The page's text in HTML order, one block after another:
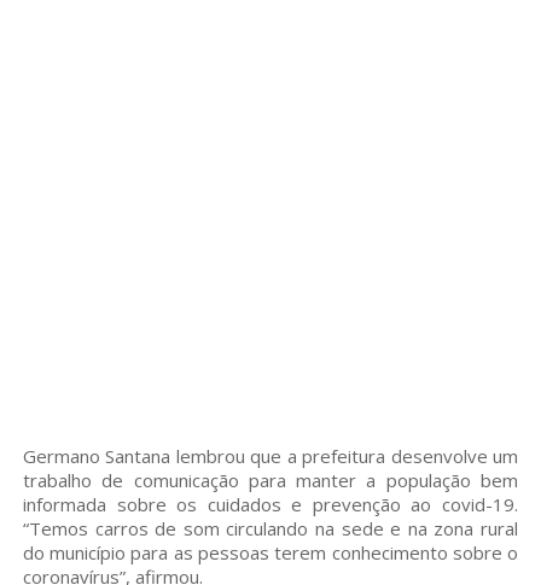
Germano Santana lembrou que a prefeitura desenvolve um
trabalho de comunicação para manter a população bem
informada sobre os cuidados e prevenção ao covid-19.
“Temos carros de som circulando na sede e na zona rural
do município para as pessoas terem conhecimento sobre o
coronavírus”, afirmou.